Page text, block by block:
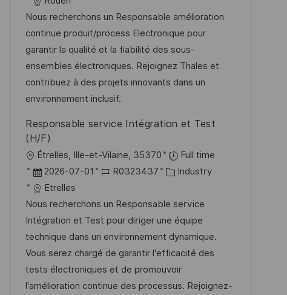
f
h
u
n
g
t
u
m
d
e
r
e
f
f
b
-
I
D
t
e
g
o
r
Nous recherchons un Responsable amélioration
continue produit/process Electronique pour
garantir la qualité et la fiabilité des sous-
ensembles électroniques. Rejoignez Thales et
contribuez à des projets innovants dans un
environnement inclusif.
Responsable service Intégration et Test
(H/F)
O
r
t
Étrelles, Ille-et-Vilaine, 35370
Full time
D
a
t
u
m
d
e
r
2026-07-01
J
b
-
D
R0323437
K
t
e
g
o
r
i
Industry
Etrelles
Nous recherchons un Responsable service
Intégration et Test pour diriger une équipe
technique dans un environnement dynamique.
Vous serez chargé de garantir l'efficacité des
tests électroniques et de promouvoir
l'amélioration continue des processus. Rejoignez-